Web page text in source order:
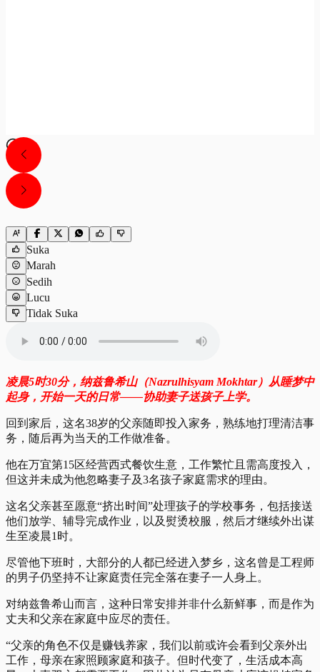
Suka
Marah
Sedih
Lucu
Tidak Suka
凌晨5时30分，纳兹鲁希山（Nazrulhisyam Mokhtar）从睡梦中
起身，开始一天的日常——协助妻子送孩子上学。
回到家后，这名38岁的父亲随即投入家务，熟练地打理清洁事
务，随后再为当天的工作做准备。
他在万宜第15区经营西式餐饮生意，工作繁忙且需高度投入，
但这并未成为他忽略妻子及3名孩子家庭需求的理由。
这名父亲甚至愿意“挤出时间”处理孩子的学校事务，包括接送
他们放学、辅导完成作业，以及熨烫校服，然后才继续外出谋
生至凌晨1时。
尽管他下班时，大部分的人都已经进入梦乡，这名曾是工程师
的男子仍坚持不让家庭责任完全落在妻子一人身上。
对纳兹鲁希山而言，这种日常安排并非什么新鲜事，而是作为
丈夫和父亲在家庭中应尽的责任。
“父亲的角色不仅是赚钱养家，我们以前或许会看到父亲外出
工作，母亲在家照顾家庭和孩子。但时代变了，生活成本高